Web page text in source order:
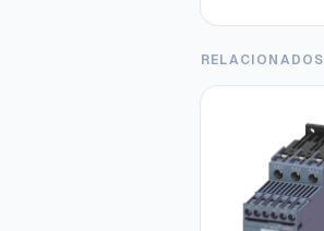
RELACIONADOS